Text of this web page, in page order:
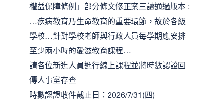
權益保障條例」部分條文修正案三讀通過版本 :
…疾病教育乃生命教育的重要環節，故於各級
學校…針對學校老師與行政人員每學期應安排
至少兩小時的愛滋教育課程…
請各位新進人員進行線上課程並將時數認證回
傳人事室存查
時數認證收件截止日：2026/7/31(四)